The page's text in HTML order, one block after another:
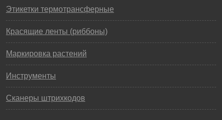
Этикетки термотрансферные
Красящие ленты (риббоны)
Маркировка растений
Инструменты
Сканеры штрихкодов